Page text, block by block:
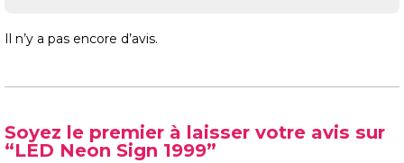
Il n’y a pas encore d’avis.
Soyez le premier à laisser votre avis sur
“LED Neon Sign 1999”